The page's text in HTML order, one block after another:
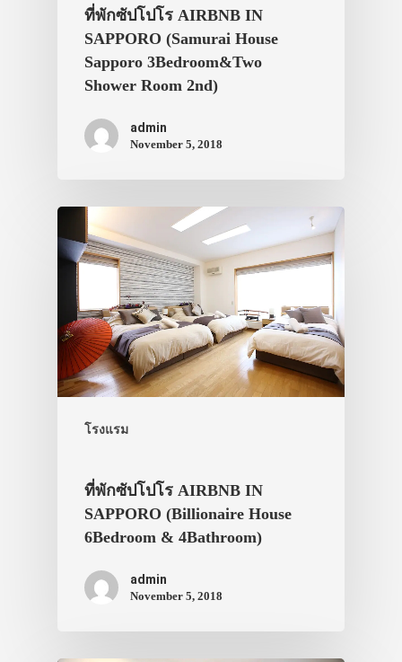
ที่พักซัปโปโร AIRBNB IN
SAPPORO (Samurai House
Sapporo 3Bedroom&Two
Shower Room 2nd)
admin
November 5, 2018
โรงแรม
ที่พักซัปโปโร AIRBNB IN
SAPPORO (Billionaire House
6Bedroom & 4Bathroom)
admin
November 5, 2018